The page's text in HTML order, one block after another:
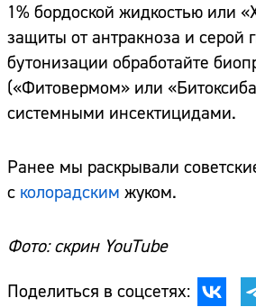
1% бордоской жидкостью или
защиты от антракноза и серой
бутонизации обработайте
(«Фитовермом» или
системными инсектицидами.
Ранее мы раскрывали
с колорадским жуком.
Фото: скрин YouTube
Поделиться в соцсетях: